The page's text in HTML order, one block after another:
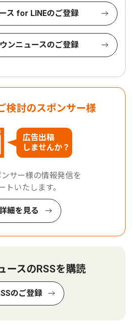
ス for LINEのご登録
ンニュースのご登録
検討のスポンサー様
広告出稿
しませんか？
サー様の情報発信を
トいたします。
細を見る
ースのRSSを購読
のご登録